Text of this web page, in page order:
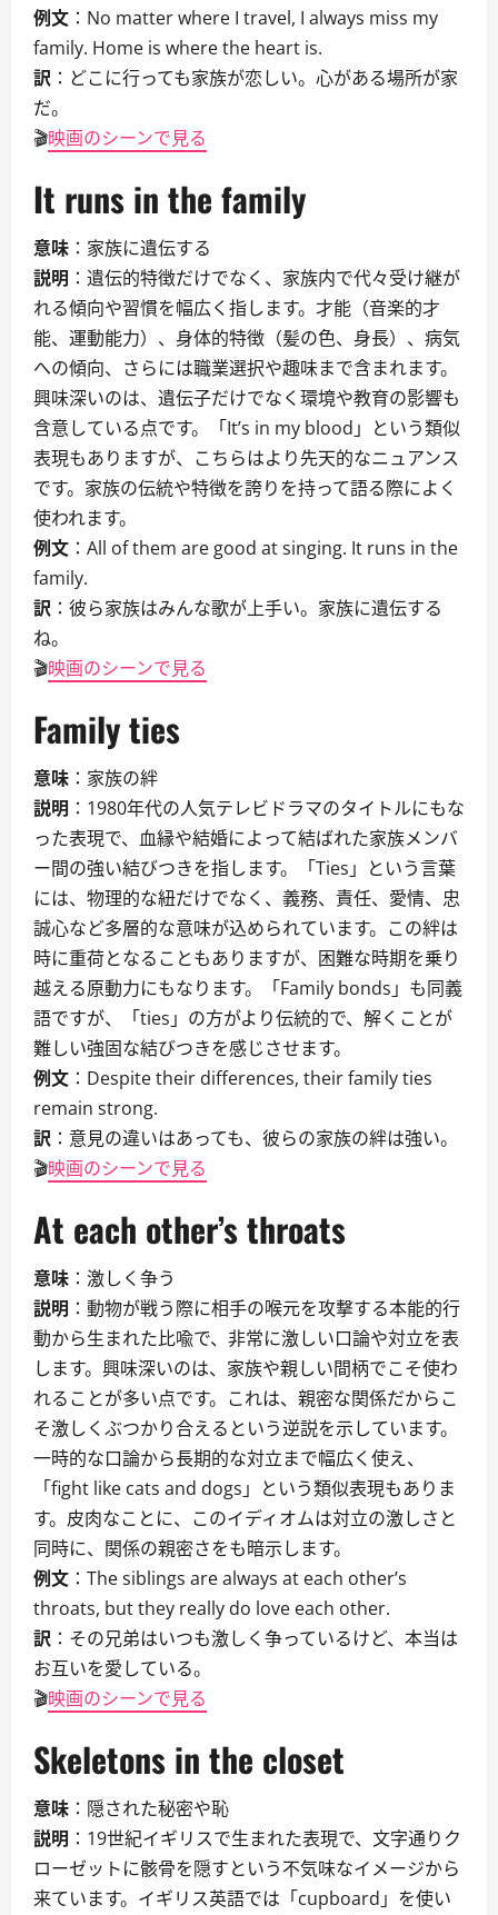
例文 ：No matter where I travel, I always miss my
family. Home is where the heart is.
訳 ：どこに行っても家族が恋しい。心がある場所が家
だ。
🎬映画のシーンで見る
It runs in the family
意味 ：家族に遺伝する
説明 ：遺伝的特徴だけでなく、家族内で代々受け継が
れる傾向や習慣を幅広く指します。才能（音楽的才
能、運動能力）、身体的特徴（髪の色、身長）、病気
への傾向、さらには職業選択や趣味まで含まれます。
興味深いのは、遺伝子だけでなく環境や教育の影響も
含意している点です。「It’s in my blood」という類似
表現もありますが、こちらはより先天的なニュアンス
です。家族の伝統や特徴を誇りを持って語る際によく
使われます。
例文 ：All of them are good at singing. It runs in the
family.
訳 ：彼ら家族はみんな歌が上手い。家族に遺伝する
ね。
🎬映画のシーンで見る
Family ties
意味 ：家族の絆
説明 ：1980年代の人気テレビドラマのタイトルにもな
った表現で、血縁や結婚によって結ばれた家族メンバ
ー間の強い結びつきを指します。「Ties」という言葉
には、物理的な紐だけでなく、義務、責任、愛情、忠
誠心など多層的な意味が込められています。この絆は
時に重荷となることもありますが、困難な時期を乗り
越える原動力にもなります。「Family bonds」も同義
語ですが、「ties」の方がより伝統的で、解くことが
難しい強固な結びつきを感じさせます。
例文 ：Despite their differences, their family ties
remain strong.
訳 ：意見の違いはあっても、彼らの家族の絆は強い。
🎬映画のシーンで見る
At each other’s throats
意味 ：激しく争う
説明 ：動物が戦う際に相手の喉元を攻撃する本能的行
動から生まれた比喩で、非常に激しい口論や対立を表
します。興味深いのは、家族や親しい間柄でこそ使わ
れることが多い点です。これは、親密な関係だからこ
そ激しくぶつかり合えるという逆説を示しています。
一時的な口論から長期的な対立まで幅広く使え、
「fight like cats and dogs」という類似表現もありま
す。皮肉なことに、このイディオムは対立の激しさと
同時に、関係の親密さをも暗示します。
例文 ：The siblings are always at each other’s
throats, but they really do love each other.
訳 ：その兄弟はいつも激しく争っているけど、本当は
お互いを愛している。
🎬映画のシーンで見る
Skeletons in the closet
意味 ：隠された秘密や恥
説明 ：19世紀イギリスで生まれた表現で、文字通りク
ローゼットに骸骨を隠すという不気味なイメージから
来ています。イギリス英語では「cupboard」を使い